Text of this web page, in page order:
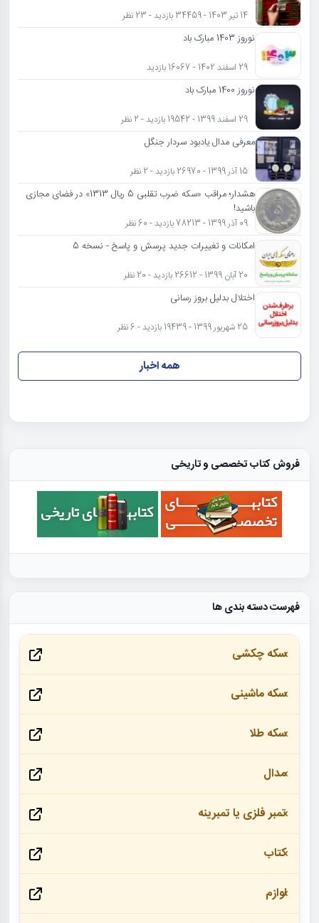
14 تیر 1403 - 34459 بازدید - 23 نظر
نوروز 1403 مبارک باد
29 اسفند 1402 - 16067 بازدید
نوروز 1400 مبارک باد
29 اسفند 1399 - 19542 بازدید - 2 نظر
معرفی مدال یادبود سردار جنگل
15 آذر 1399 - 26970 بازدید - 2 نظر
هشدار؛ مراقب «سکه ضرب تقلبی 5 ریال 1313» در فضای مجازی
باشید!
09 آذر 1399 - 78213 بازدید - 60 نظر
امکانات و تغییرات جدید پرسش و پاسخ - نسخه 5
20 آبان 1399 - 26612 بازدید - 20 نظر
اختلال بدلیل بروز رسانی
25 شهریور 1399 - 19439 بازدید - 6 نظر
همه اخبار
فروش کتاب تخصصی و تاریخی
فهرست دسته بندی ها
سکه چکشی
سکه ماشینی
سکه طلا
مدال
تمبر فلزی یا تمبرینه
کتاب
لوازم